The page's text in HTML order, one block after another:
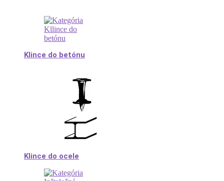
Klince do betónu
Klince do ocele